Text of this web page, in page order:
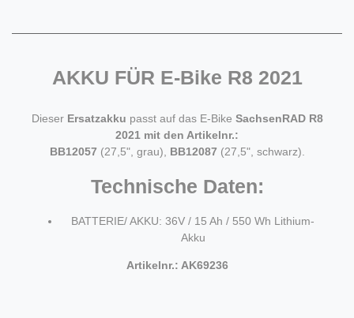
AKKU FÜR E-Bike R8 2021
Dieser Ersatzakku passt auf das E-Bike SachsenRAD R8
2021 mit den Artikelnr.:
BB12057 (27,5", grau), BB12087 (27,5", schwarz).
Technische Daten:
BATTERIE/ AKKU: 36V / 15 Ah / 550 Wh Lithium-
Akku
Artikelnr.: AK69236